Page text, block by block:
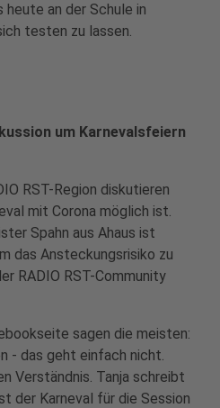
an der Schule in
testen zu lassen.
um Karnevalsfeiern
RST-Region diskutieren
mit Corona möglich ist.
Spahn aus Ahaus ist
das Ansteckungsrisiko zu
RADIO RST-Community
sagen die meisten:
- das geht einfach nicht.
Verständnis. Tanja schreibt
der Karneval für die Session